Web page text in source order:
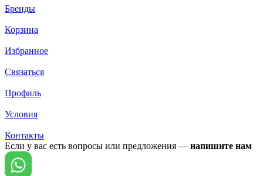
Бренды
Корзина
Избранное
Связаться
Профиль
Условия
Контакты
Если у вас есть вопросы или предложения — напишите нам